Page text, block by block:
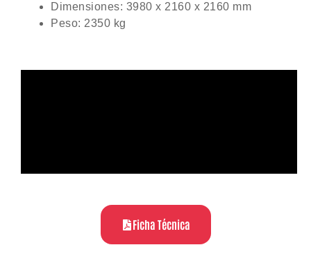
Dimensiones: 3980 x 2160 x 2160 mm
Peso: 2350 kg
Ficha Técnica